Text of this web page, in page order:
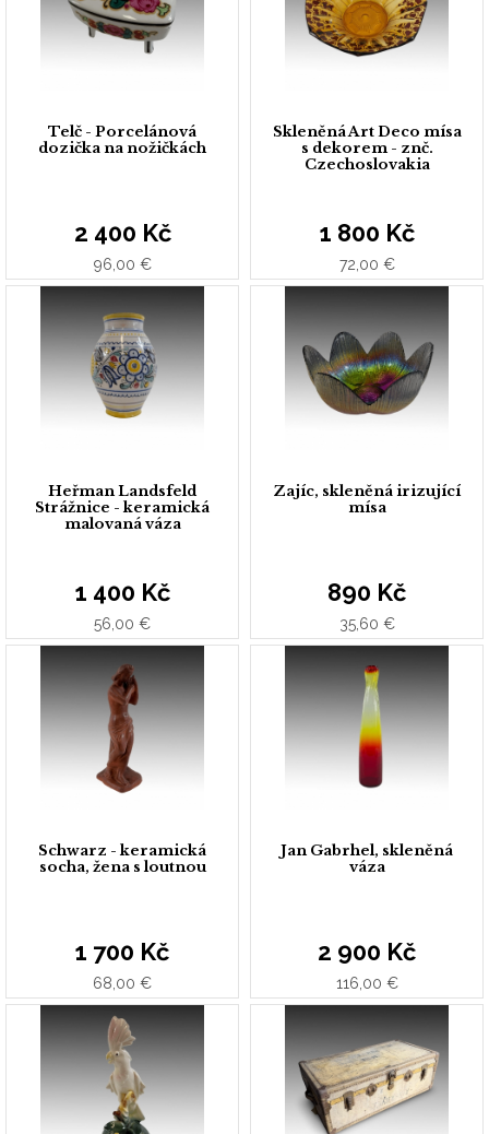
Telč - Porcelánová
dozička na nožičkách
2 400 Kč
96,00 €
Skleněná Art Deco mísa
s dekorem - znč.
Czechoslovakia
1 800 Kč
72,00 €
Heřman Landsfeld
Strážnice - keramická
malovaná váza
1 400 Kč
56,00 €
Zajíc, skleněná irizující
mísa
890 Kč
35,60 €
Schwarz - keramická
socha, žena s loutnou
1 700 Kč
68,00 €
Jan Gabrhel, skleněná
váza
2 900 Kč
116,00 €